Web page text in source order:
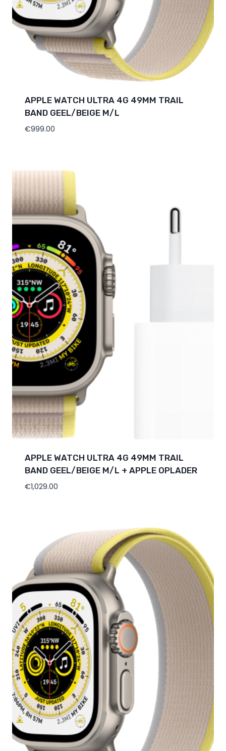
APPLE WATCH ULTRA 4G 49MM TRAIL
BAND GEEL/BEIGE M/L
€999.00
APPLE WATCH ULTRA 4G 49MM TRAIL
BAND GEEL/BEIGE M/L + APPLE OPLADER
€1,029.00